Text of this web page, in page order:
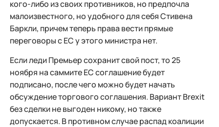
кого-либо из своих противников, но предпочла
малоизвестного, но удобного для себя Стивена
Баркли, причем теперь права вести прямые
переговоры с ЕС у этого министра нет.
Если леди Премьер сохранит свой пост, то 25
ноября на саммите ЕС соглашение будет
подписано, после чего можно будет начать
обсуждение торгового соглашения. Вариант Brexit
без сделки не выгоден никому, но также
допускается. В противном случае распад коалиции